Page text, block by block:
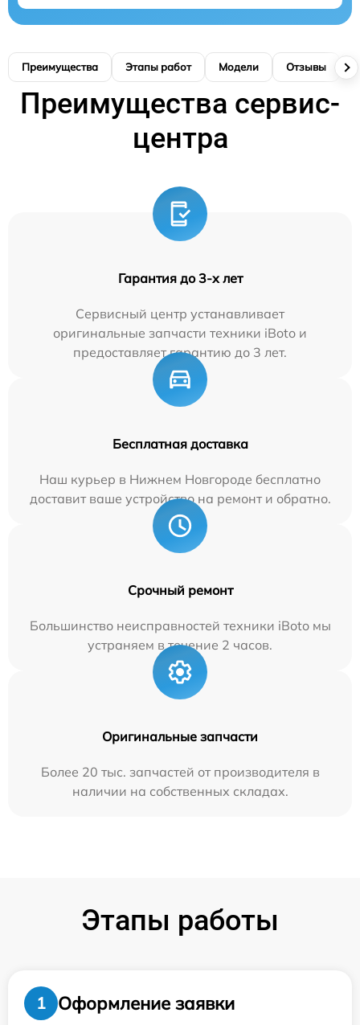
Преимущества Этапы работ Модели Отзывы
Преимущества сервис-
центра
Гарантия до 3-х лет
Сервисный центр устанавливает
оригинальные запчасти техники iBoto и
предоставляет гарантию до 3 лет.
Бесплатная доставка
Наш курьер в Нижнем Новгороде бесплатно
доставит ваше устройство на ремонт и обратно.
Срочный ремонт
Большинство неисправностей техники iBoto мы
устраняем в течение 2 часов.
Оригинальные запчасти
Более 20 тыс. запчастей от производителя в
наличии на собственных складах.
Этапы работы
1 Оформление заявки